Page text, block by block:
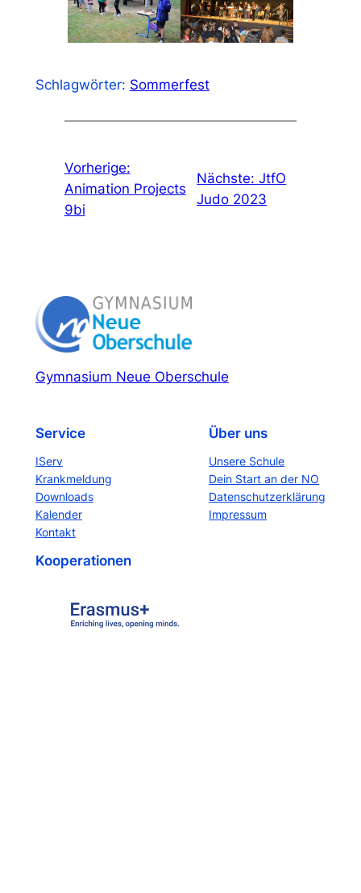
Schlagwörter: Sommerfest
Vorherige:
Animation Projects
9bi
Nächste:JtfO
Judo 2023
Gymnasium Neue Oberschule
Service
IServ
Krankmeldung
Downloads
Kalender
Kontakt
Über uns
Unsere Schule
Dein Start an der NO
Datenschutzerklärung
Impressum
Kooperationen